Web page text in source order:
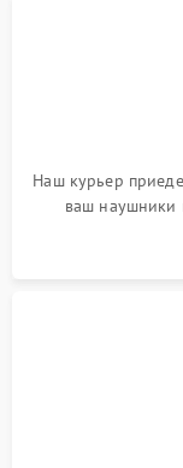
Наш курьер
ваш наушники